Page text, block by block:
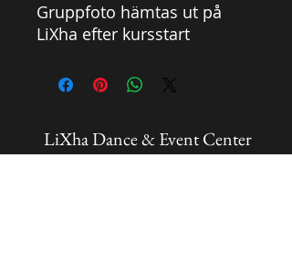
Gruppfoto hämtas ut på
LiXha efter kursstart
LiXha Dance & Event Center